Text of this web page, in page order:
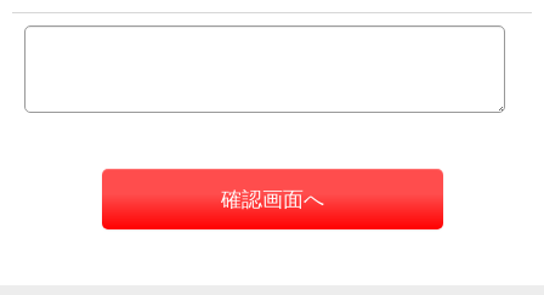
確認画面へ